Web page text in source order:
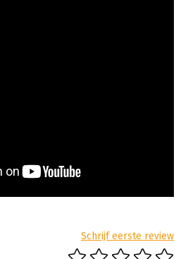
Schrijf eerste review